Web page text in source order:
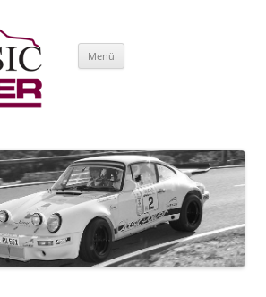
Menü